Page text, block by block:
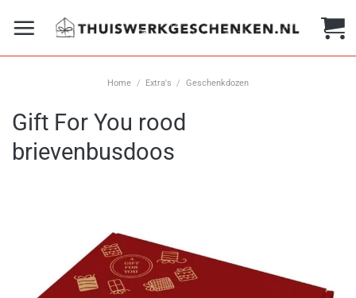
naar
Home / Extra's / Geschenkdozen
Gift For You rood
brievenbusdoos